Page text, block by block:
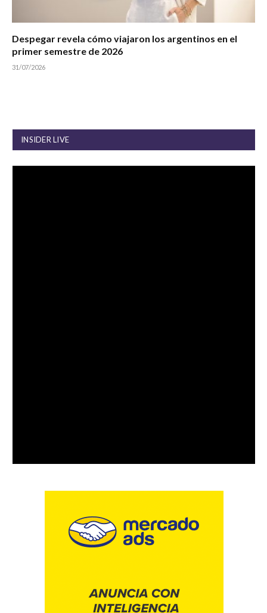
Despegar revela cómo viajaron los argentinos en el
primer semestre de 2026
31/07/2026
INSIDER LIVE